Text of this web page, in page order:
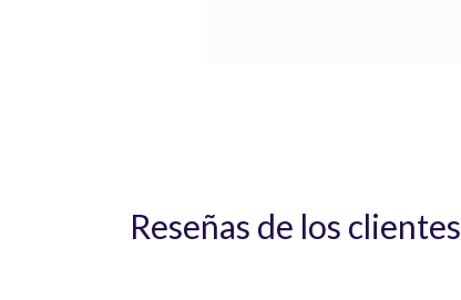
Reseñas de los clientes